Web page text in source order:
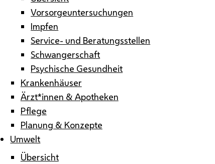
Vorsorgeuntersuchungen
Impfen
Service- und Beratungsstellen
Schwangerschaft
Psychische Gesundheit
Krankenhäuser
Ärzt*innen & Apotheken
Pflege
Planung & Konzepte
Umwelt
Übersicht